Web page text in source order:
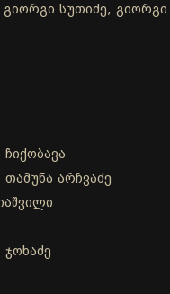
სუთიძე, გიორგი
არჩვაძე
ჯოხაძე